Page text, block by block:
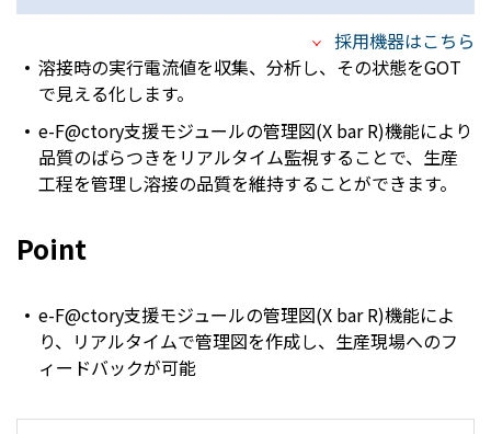
採用機器はこちら
溶接時の実行電流値を収集、分析し、その状態をGOT
で見える化します。
e-F@ctory支援モジュールの管理図(X bar R)機能により
品質のばらつきをリアルタイム監視することで、生産
工程を管理し溶接の品質を維持することができます。
Point
e-F@ctory支援モジュールの管理図(X bar R)機能によ
り、リアルタイムで管理図を作成し、生産現場へのフ
ィードバックが可能